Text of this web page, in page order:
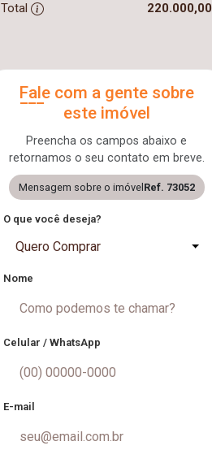
Total 220.000,00
Fale com a gente sobre
este imóvel
Preencha os campos abaixo e
retornamos o seu contato em breve.
Mensagem sobre o imóvel Ref. 73052
O que você deseja?
Quero Comprar
Nome
Celular / WhatsApp
E-mail